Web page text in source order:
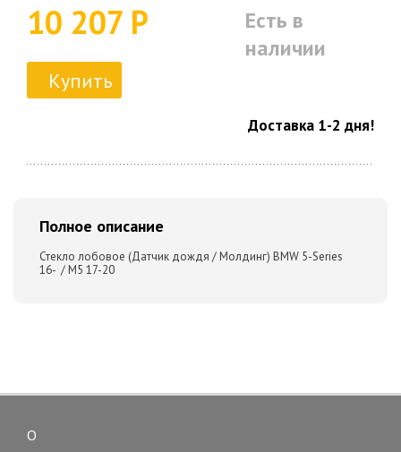
10 207 Р
Есть в
наличии
Купить
Доставка 1-2 дня!
Полное описание
Стекло лобовое (Датчик дождя / Молдинг) BMW 5-Series
16- / M5 17-20
О